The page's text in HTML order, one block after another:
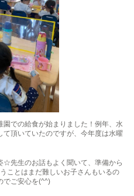
での給食が始まりました！例年、水
頂いていたのですが、今年度は水曜
☆先生のお話もよく聞いて、準備から
ことはまだ難しいお子さんもいるの
でご安心を(^^)